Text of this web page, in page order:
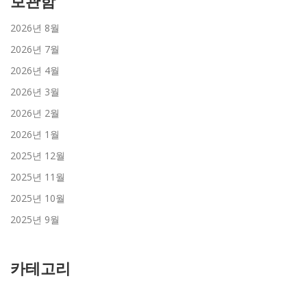
2026년 8월
2026년 7월
2026년 4월
2026년 3월
2026년 2월
2026년 1월
2025년 12월
2025년 11월
2025년 10월
2025년 9월
카테고리